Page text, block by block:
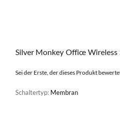
Silver Monkey Office Wireless
Sei der Erste, der dieses Produkt
Schaltertyp: Membran